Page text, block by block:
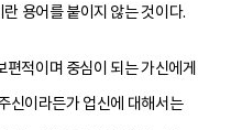
용어를 붙이지 않는 것이다.
적이며 중심이 되는 가신에게
신이라든가 업신에 대해서는